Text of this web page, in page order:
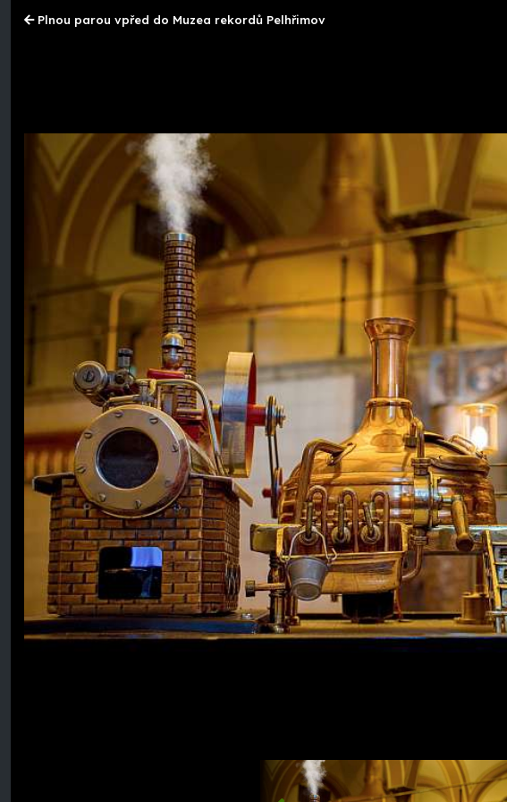
Plnou parou vpřed do Muzea rekordů Pelhřimov